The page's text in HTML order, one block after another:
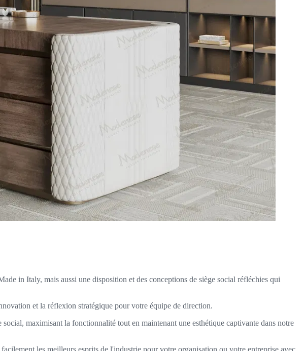
in Italy, mais aussi une disposition et des conceptions de siège social réfléchies qui
et la réflexion stratégique pour votre équipe de direction.
maximisant la fonctionnalité tout en maintenant une esthétique captivante dans notre